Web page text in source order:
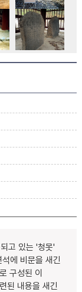
고 있는 '청못'
에 비문을 새긴
구성된 이
된 내용을 새긴